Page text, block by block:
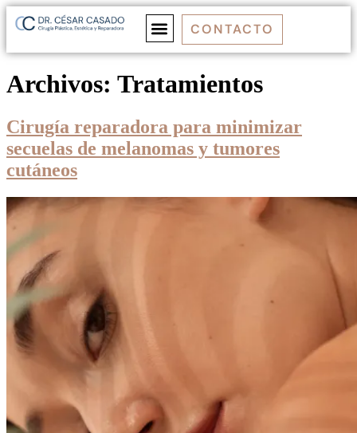
CONTACTO
Archivos: Tratamientos
Cirugía reparadora para minimizar
secuelas de melanomas y tumores
cutáneos